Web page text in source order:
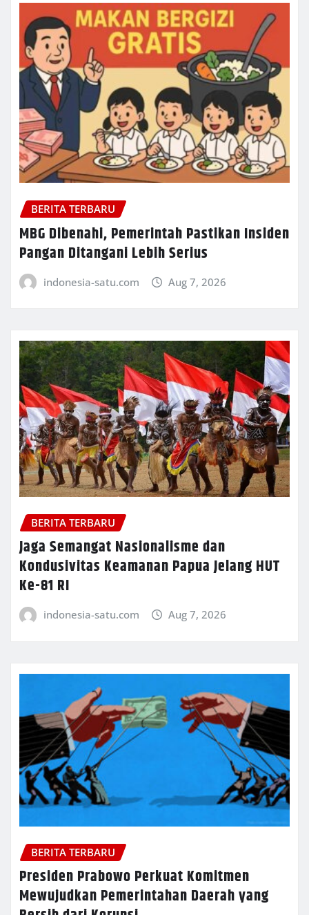
BERITA TERBARU
MBG Dibenahi, Pemerintah Pastikan Insiden
Pangan Ditangani Lebih Serius
indonesia-satu.com Aug 7, 2026
BERITA TERBARU
Jaga Semangat Nasionalisme dan
Kondusivitas Keamanan Papua Jelang HUT
Ke-81 RI
indonesia-satu.com Aug 7, 2026
BERITA TERBARU
Presiden Prabowo Perkuat Komitmen
Mewujudkan Pemerintahan Daerah yang